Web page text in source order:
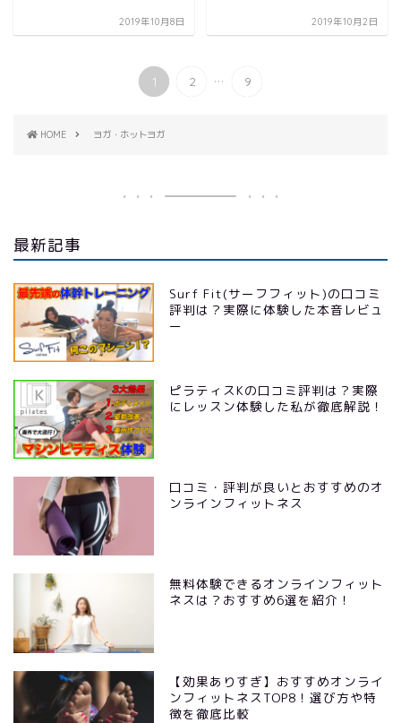
2019年10月8日 2019年10月2日
1 2 ... 9
HOME ヨガ・ホットヨガ
最新記事
Surf Fit(サーフフィット)の口コミ
評判は？実際に体験した本音レビュ
ー
ピラティスKの口コミ評判は？実際
にレッスン体験した私が徹底解説！
口コミ・評判が良いとおすすめのオ
ンラインフィットネス
無料体験できるオンラインフィット
ネスは？おすすめ6選を紹介！
【効果ありすぎ】おすすめオンライ
ンフィットネスTOP8！選び方や特
徴を徹底比較